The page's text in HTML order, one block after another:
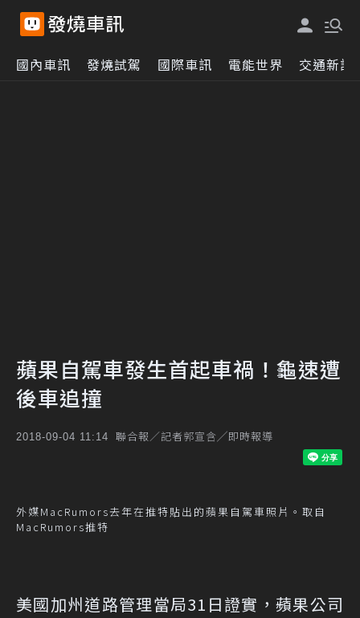
國內車訊 發燒試駕 國際車訊 電能世界 交通新訊
蘋果自駕車發生首起車禍！龜速遭
後車追撞
2018-09-04 11:14 聯合報／記者郭宣含╱即時報導
外媒MacRumors去年在推特貼出的蘋果自駕車照片。取自
MacRumors推特
美國加州道路管理當局31日證實，蘋果公司